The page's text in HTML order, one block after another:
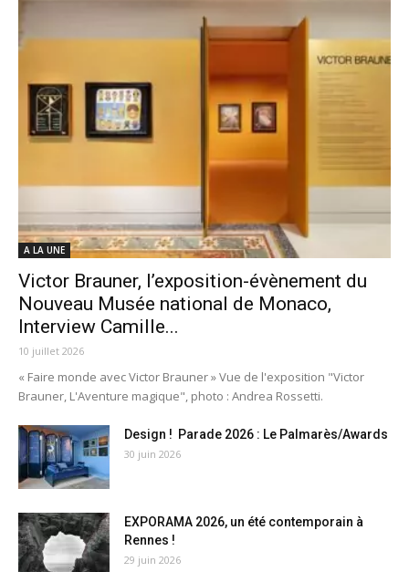
A LA UNE
Victor Brauner, l’exposition-évènement du
Nouveau Musée national de Monaco,
Interview Camille...
10 juillet 2026
« Faire monde avec Victor Brauner » Vue de l'exposition "Victor
Brauner, L'Aventure magique", photo : Andrea Rossetti.
Design ! Parade 2026 : Le Palmarès/Awards
30 juin 2026
EXPORAMA 2026, un été contemporain à
Rennes !
29 juin 2026